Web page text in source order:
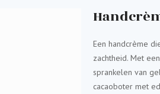
Een handcrème
zachtheid. Met
sprankelen van
cacaoboter met